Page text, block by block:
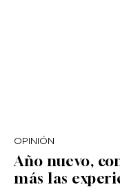
OPINIÓN
Año nuevo,
más las